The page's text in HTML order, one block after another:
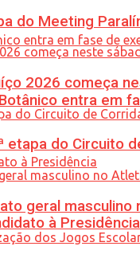
entra em
à Presidência
do Meeting
2026 começa
etapa do Circuito
geral